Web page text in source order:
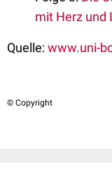
mit Herz und
Quelle:www.uni-
© Copyright